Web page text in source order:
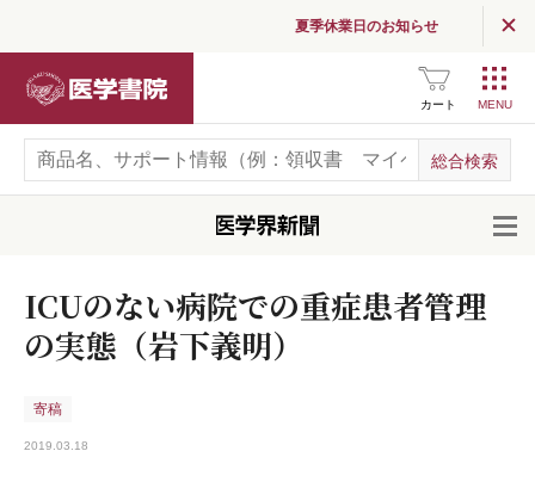
夏季休業日のお知らせ
カート
ICUのない病院での重症患者管理
の実態（岩下義明）
寄稿
2019.03.18